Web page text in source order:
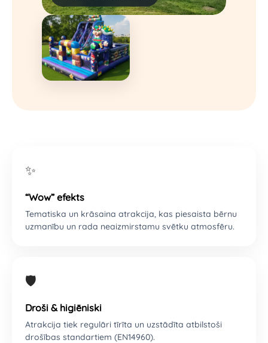
✨
“Wow” efekts
Tematiska un krāsaina atrakcija, kas piesaista bērnu
uzmanību un rada neaizmirstamu svētku atmosfēru.
🛡
Droši & higiēniski
Atrakcija tiek regulāri tīrīta un uzstādīta atbilstoši
drošības standartiem (EN14960).